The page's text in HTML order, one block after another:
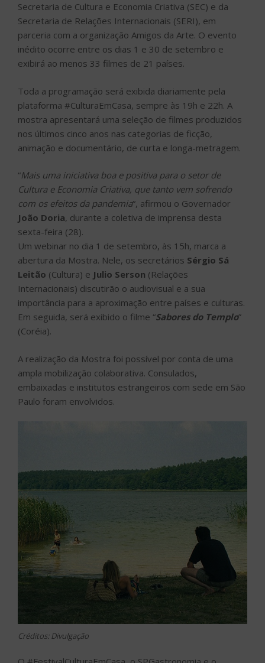
Secretaria de Cultura e Economia Criativa (SEC) e da
Secretaria de Relações Internacionais (SERI), em
parceria com a organização Amigos da Arte. O evento
inédito ocorre entre os dias 1 e 30 de setembro e
exibirá ao menos 33 filmes de 21 países.
Toda a programação será exibida diariamente pela
plataforma #CulturaEmCasa, sempre às 19h e 22h. A
mostra apresentará uma seleção de filmes produzidos
nos últimos cinco anos nas categorias de ficção,
animação e documentário, de curta e longa-metragem.
“Mais uma iniciativa boa e positiva para o setor de
Cultura e Economia Criativa, que tanto vem sofrendo
com os efeitos da pandemia“, afirmou o Governador
João Doria, durante a coletiva de imprensa desta
sexta-feira (28).
Um webinar no dia 1 de setembro, às 15h, marca a
abertura da Mostra. Nele, os secretários Sérgio Sá
Leitão (Cultura) e Julio Serson (Relações
Internacionais) discutirão o audiovisual e a sua
importância para a aproximação entre países e culturas.
Em seguida, será exibido o filme “Sabores do Templo”
(Coréia).
A realização da Mostra foi possível por conta de uma
ampla mobilização colaborativa. Consulados,
embaixadas e institutos estrangeiros com sede em São
Paulo foram envolvidos.
Créditos: Divulgação